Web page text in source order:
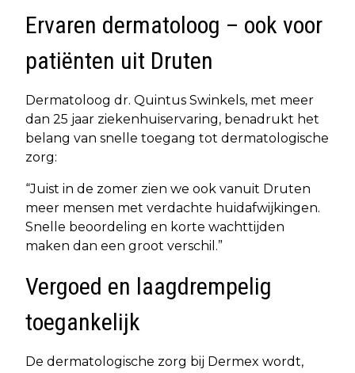
Ervaren dermatoloog – ook voor
patiënten uit Druten
Dermatoloog dr. Quintus Swinkels, met meer
dan 25 jaar ziekenhuiservaring, benadrukt het
belang van snelle toegang tot dermatologische
zorg:
“Juist in de zomer zien we ook vanuit Druten
meer mensen met verdachte huidafwijkingen.
Snelle beoordeling en korte wachttijden
maken dan een groot verschil.”
Vergoed en laagdrempelig
toegankelijk
De dermatologische zorg bij Dermex wordt,